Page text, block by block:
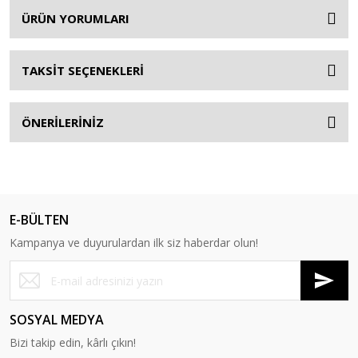
ÜRÜN YORUMLARI
TAKSİT SEÇENEKLERİ
ÖNERİLERİNİZ
E-BÜLTEN
Kampanya ve duyurulardan ilk siz haberdar olun!
SOSYAL MEDYA
Bizi takip edin, kârlı çıkın!